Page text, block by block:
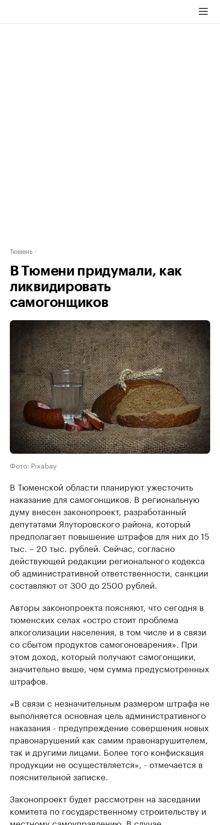
Тюмень
В Тюмени придумали, как
ликвидировать
самогонщиков
Фото: Pixabay
В Тюменской области планируют ужесточить
наказание для самогонщиков. В региональную
думу внесен законопроект, разработанный
депутатами Ялуторовского района, который
предполагает повышение штрафов для них до 15
тыс. – 20 тыс. рублей. Сейчас, согласно
действующей редакции регионального кодекса
об административной ответственности, санкции
составляют от 300 до 2500 рублей.
Авторы законопроекта поясняют, что сегодня в
тюменских селах «остро стоит проблема
алкоголизации населения, в том числе и в связи
со сбытом продуктов самогоноварения». При
этом доход, который получают самогонщики,
значительно выше, чем сумма предусмотренных
штрафов.
«В связи с незначительным размером штрафа не
выполняется основная цель административного
наказания - предупреждение совершения новых
правонарушений как самим правонарушителем,
так и другими лицами. Более того конфискация
продукции не осуществляется», - отмечается в
пояснительной записке.
Законопроект будет рассмотрен на заседании
комитета по государственному строительству и